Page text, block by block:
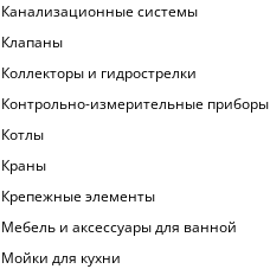
Канализационные системы
Клапаны
Коллекторы и гидрострелки
Контрольно-измерительные приборы
Котлы
Краны
Крепежные элементы
Мебель и аксессуары для ванной
Мойки для кухни